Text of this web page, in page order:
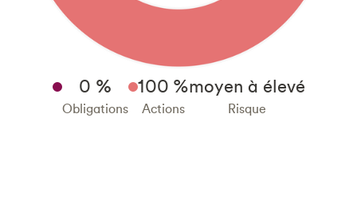
0 %
Obligations
100 %
Actions
moyen à élevé
Risque